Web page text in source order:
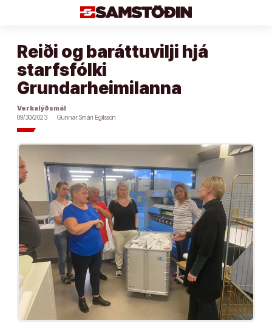
Reiði og baráttuvilji hjá
starfsfólki
Grundarheimilanna
Verkalýðsmál
09/30/2023
Gunnar Smári Egilsson